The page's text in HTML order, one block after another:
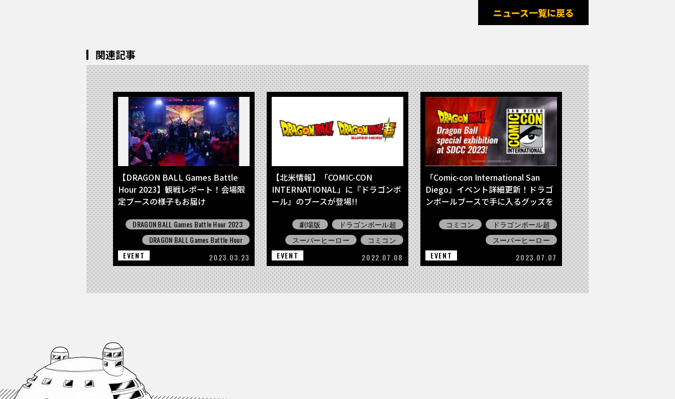
ニュース一覧に戻る
関連記事
【DRAGON BALL Games Battle
Hour 2023】観戦レポート！会場限
定ブースの様子もお届け
DRAGON BALL Games Battle Hour 2023
DRAGON BALL Games Battle Hour
EVENT
2023.03.23
【北米情報】「COMIC-CON
INTERNATIONAL」に『ドラゴンボ
ール』のブースが登場!!
劇場版
ドラゴンボール超
スーパーヒーロー
コミコン
EVENT
2022.07.08
「Comic-con International San
Diego」イベント詳細更新！ドラゴ
ンボールブースで手に入るグッズを
コミコン
ドラゴンボール超
スーパーヒーロー
EVENT
2023.07.07